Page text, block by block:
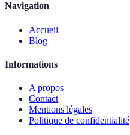
Navigation
Accueil
Blog
Informations
A propos
Contact
Mentions légales
Politique de confidentialité